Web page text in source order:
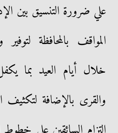
علي ضرورة التنسيق بين
المواقف بالمحافظة
خلال أيام العيد بما
والقرى بالإضافة لتكثيف